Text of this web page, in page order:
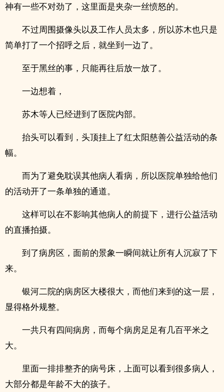
神有一些不对劲了，这里面是夹杂一丝愤怒的。
不过周围摄像头以及工作人员太多，所以苏木也只是
简单打了一个招呼之后，就坐到一边了。
至于黑丝的事，只能再往后放一放了。
一边想着，
苏木等人已经进到了医院内部。
抬头可以看到，头顶挂上了红太阳慈善公益活动的条
幅。
而为了避免耽误其他病人看病，所以医院单独给他们
的活动开了一条单独的通道。
这样可以在不影响其他病人的前提下，进行公益活动
的直播拍摄。
到了病房区，面前的景象一瞬间就让所有人沉寂了下
来。
银河二院的病房区大楼很大，而他们来到的这一层，
显得格外规整。
一共只有四间病房，而每个病房足足有几百平米之
大。
里面一排排整齐的病号床，上面可以看到很多病人，
大部分都是年龄不大的孩子。